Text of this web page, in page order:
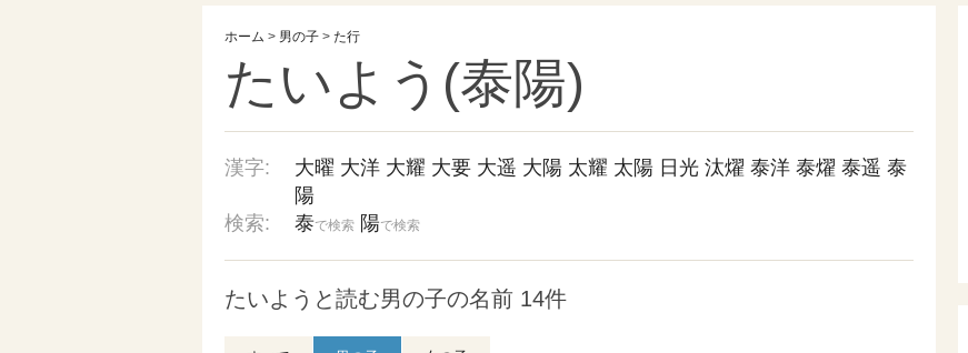
ホーム > 男の子 > た行
たいよう(泰陽)
漢字: 大曜 大洋 大耀 大要 大遥 大陽 太耀 太陽 日光 汰燿 泰洋 泰燿 泰遥 泰
陽
検索:
泰で検索 陽で検索
たいようと読む男の子の名前 14件